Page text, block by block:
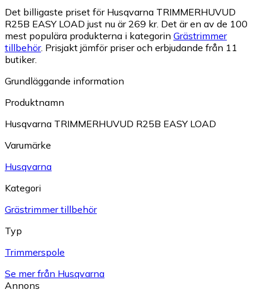
Det billigaste priset för Husqvarna TRIMMERHUVUD
R25B EASY LOAD just nu är 269 kr. Det är en av de 100
mest populära produkterna i kategorin Grästrimmer
tillbehör. Prisjakt jämför priser och erbjudande från 11
butiker.
Grundläggande information
Produktnamn
Husqvarna TRIMMERHUVUD R25B EASY LOAD
Varumärke
Husqvarna
Kategori
Grästrimmer tillbehör
Typ
Trimmerspole
Se mer från Husqvarna
Annons